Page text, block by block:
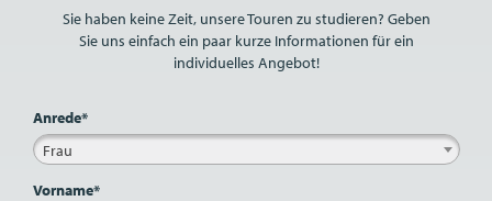
Sie haben keine Zeit, unsere Touren zu studieren? Geben
Sie uns einfach ein paar kurze Informationen für ein
individuelles Angebot!
Anrede*
Frau
Vorname*